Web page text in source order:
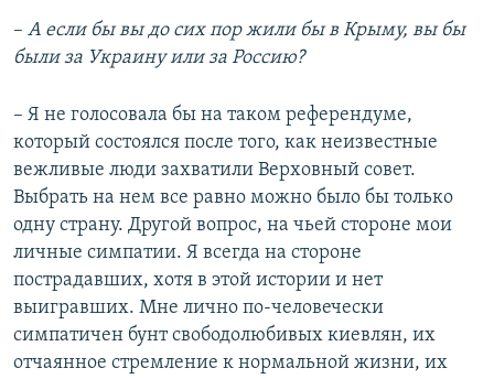
–​ А если бы вы до сих пор жили бы в Крыму, вы бы
были за Украину или за Россию?
– Я не голосовала бы на таком референдуме,
который состоялся после того, как неизвестные
вежливые люди захватили Верховный совет.
Выбрать на нем все равно можно было бы только
одну страну. Другой вопрос, на чьей стороне мои
личные симпатии. Я всегда на стороне
пострадавших, хотя в этой истории и нет
выигравших. Мне лично по-человечески
симпатичен бунт свободолюбивых киевлян, их
отчаянное стремление к нормальной жизни, их